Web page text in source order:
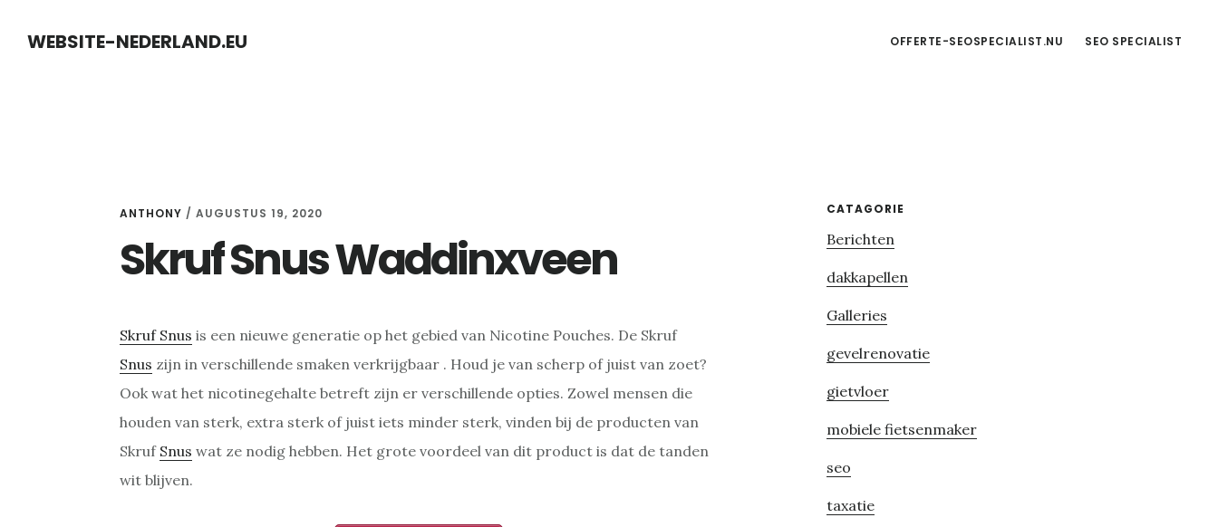
WEBSITE-NEDERLAND.EU OFFERTE-SEOSPECIALIST.NU SEO SPECIALIST
ANTHONY / AUGUSTUS 19, 2020
Skruf Snus Waddinxveen
Skruf Snus is een nieuwe generatie op het gebied van Nicotine Pouches. De Skruf
Snus zijn in verschillende smaken verkrijgbaar . Houd je van scherp of juist van zoet?
Ook wat het nicotinegehalte betreft zijn er verschillende opties. Zowel mensen die
houden van sterk, extra sterk of juist iets minder sterk, vinden bij de producten van
Skruf Snus wat ze nodig hebben. Het grote voordeel van dit product is dat de tanden
wit blijven.
Primary
Sidebar
CATAGORIE
Berichten
dakkapellen
Galleries
gevelrenovatie
gietvloer
mobiele fietsenmaker
seo
taxatie